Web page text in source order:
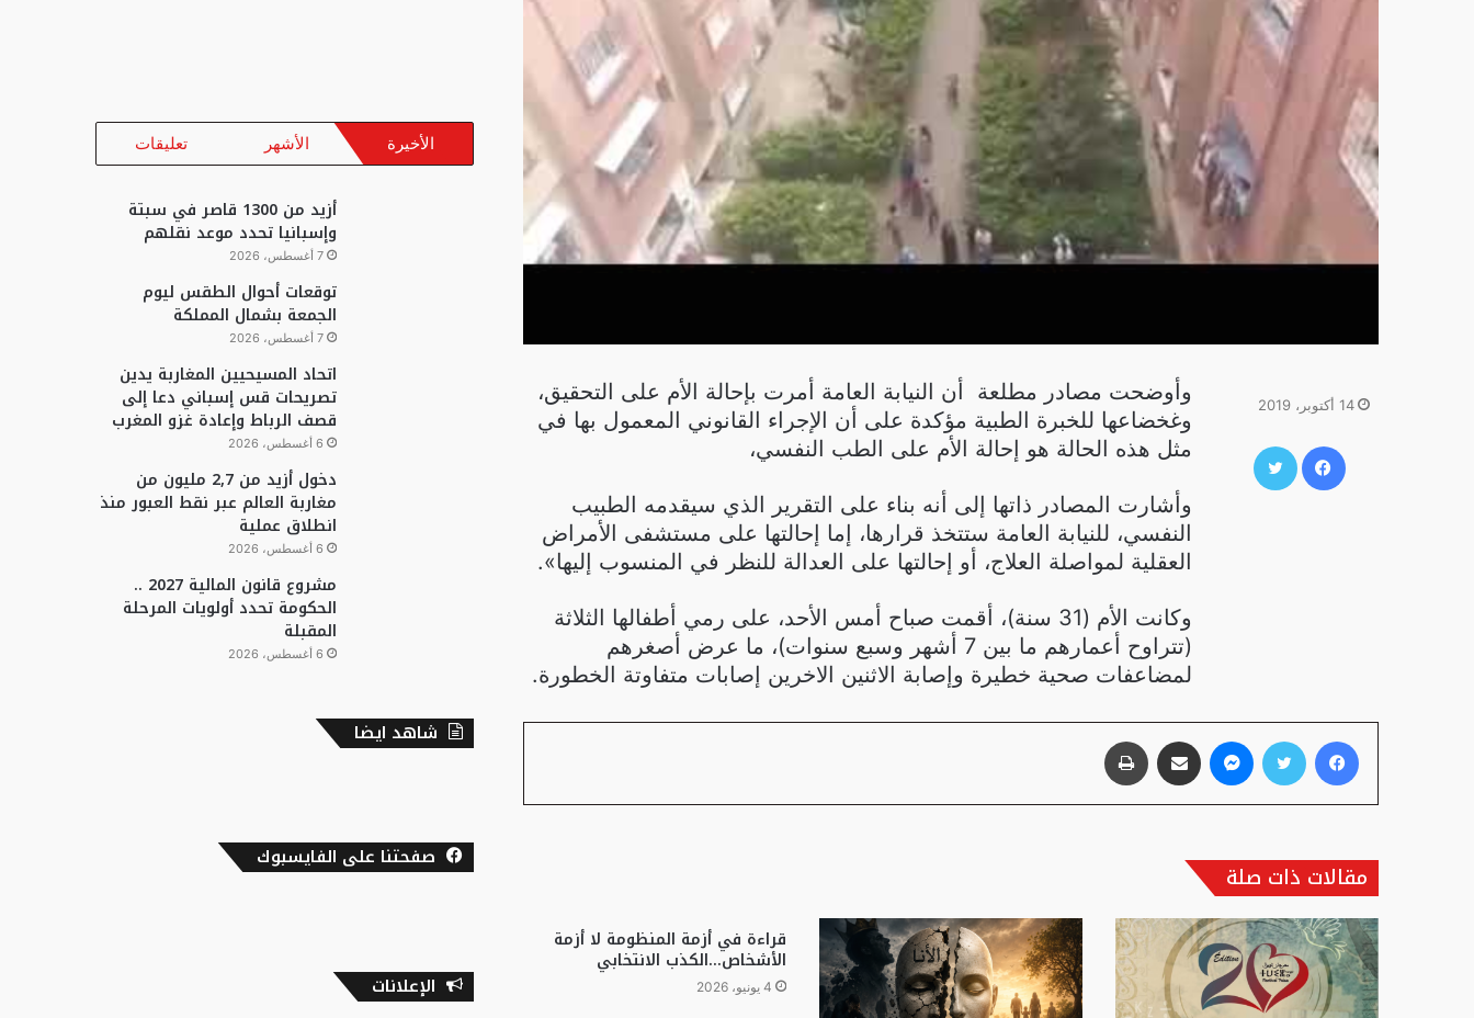
وأوضحت مصادر مطلعة أن النيابة العامة أمرت بإحالة الأم على التحقيق،
وغخضاعها للخبرة الطبية مؤكدة على أن الإجراء القانوني المعمول بها في
مثل هذه الحالة هو إحالة الأم على الطب النفسي،
وأشارت المصادر ذاتها إلى أنه بناء على التقرير الذي سيقدمه الطبيب
النفسي، للنيابة العامة ستتخذ قرارها، إما إحالتها على مستشفى الأمراض
العقلية لمواصلة العلاج، أو إحالتها على العدالة للنظر في المنسوب إليها».
وكانت الأم (31 سنة)، أقمت صباح أمس الأحد، على رمي أطفالها الثلاثة
(تتراوح أعمارهم ما بين 7 أشهر وسبع سنوات)، ما عرض أصغرهم
لمضاعفات صحية خطيرة وإصابة الاثنين الاخرين إصابات متفاوتة الخطورة.
14 أكتوبر، 2019
فيسبوك
فيسبوك تويتر ماسنجر مشاركة عبر البريد
مقالات ذات صلة
قراءة في أزمة المنظومة لا أزمة
الأشخاص…الكذب الانتخابي
4 يونيو، 2026
الأخيرة الأشهر تعليقات
أزيد من 1300 قاصر في سبتة
وإسبانيا تحدد موعد نقلهم
7 أغسطس، 2026
توقعات أحوال الطقس ليوم
الجمعة بشمال المملكة
7 أغسطس، 2026
اتحاد المسيحيين المغاربة يدين
تصريحات قس إسباني دعا إلى
قصف الرباط وإعادة غزو المغرب
6 أغسطس، 2026
دخول أزيد من 2,7 مليون من
مغاربة العالم عبر نقط العبور منذ
انطلاق عملية
6 أغسطس، 2026
مشروع قانون المالية 2027 ..
الحكومة تحدد أولويات المرحلة
المقبلة
6 أغسطس، 2026
شاهد ايضا
صفحتنا على الفايسبوك
الإعلانات